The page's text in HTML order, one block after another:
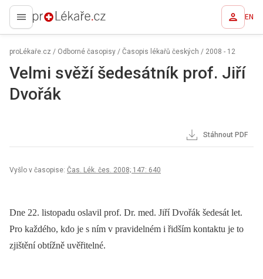
proLékaře.cz EN
proLékaře.cz / Odborné časopisy / Časopis lékařů českých / 2008 - 12
Velmi svěží šedesátník prof. Jiří
Dvořák
Stáhnout PDF
Vyšlo v časopise: Čas. Lék. čes. 2008; 147: 640
Dne 22. listopadu oslavil prof. Dr. med. Jiří Dvořák šedesát let.
Pro každého, kdo je s ním v pravidelném i řidším kontaktu je to
zjištění obtížně uvěřitelné.